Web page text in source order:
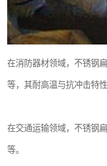
在消防器材领域，不锈钢
等，其耐高温与抗冲击特
在交通运输领域，不锈钢
等。